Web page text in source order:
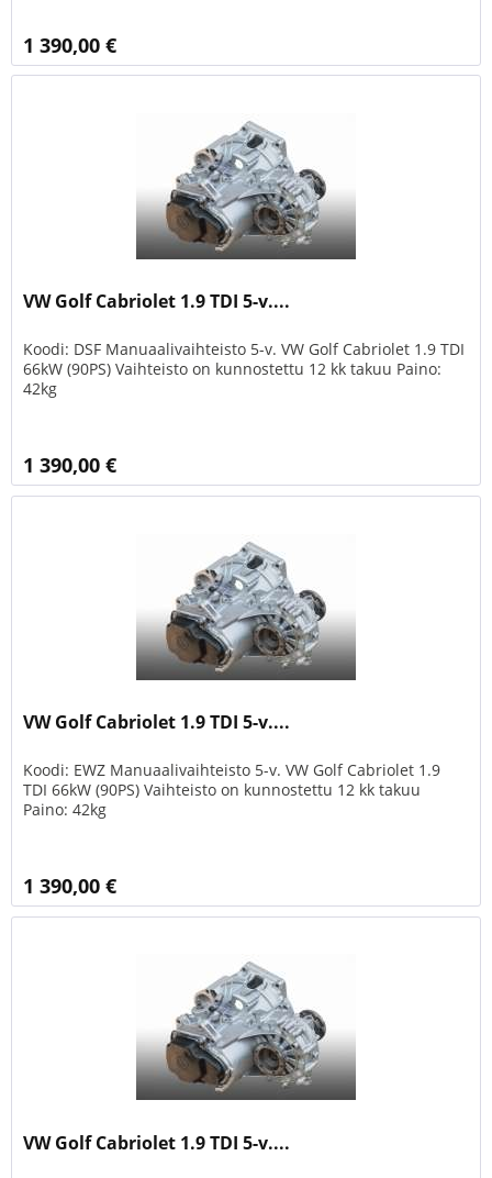
1 390,00 €
VW Golf Cabriolet 1.9 TDI 5-v....
Koodi: DSF Manuaalivaihteisto 5-v. VW Golf Cabriolet 1.9 TDI
66kW (90PS) Vaihteisto on kunnostettu 12 kk takuu Paino:
42kg
1 390,00 €
VW Golf Cabriolet 1.9 TDI 5-v....
Koodi: EWZ Manuaalivaihteisto 5-v. VW Golf Cabriolet 1.9
TDI 66kW (90PS) Vaihteisto on kunnostettu 12 kk takuu
Paino: 42kg
1 390,00 €
VW Golf Cabriolet 1.9 TDI 5-v....